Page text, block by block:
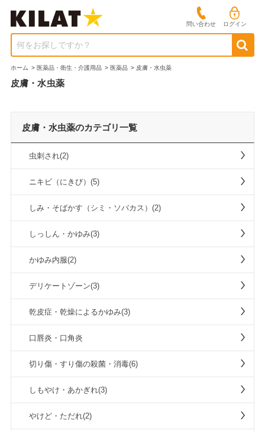
問い合わせ ログイン
何をお探しですか？
ホーム > 医薬品・衛生・介護用品 > 医薬品 > 皮膚・水虫薬
皮膚・水虫薬
皮膚・水虫薬のカテゴリ一覧
虫刺され(2)
ニキビ（にきび）(5)
しみ・そばかす（シミ・ソバカス）(2)
しっしん・かゆみ(3)
かゆみ内服(2)
デリケートゾーン(3)
乾皮症・乾燥によるかゆみ(3)
口唇炎・口角炎
切り傷・すり傷の殺菌・消毒(6)
しもやけ・あかぎれ(3)
やけど・ただれ(2)